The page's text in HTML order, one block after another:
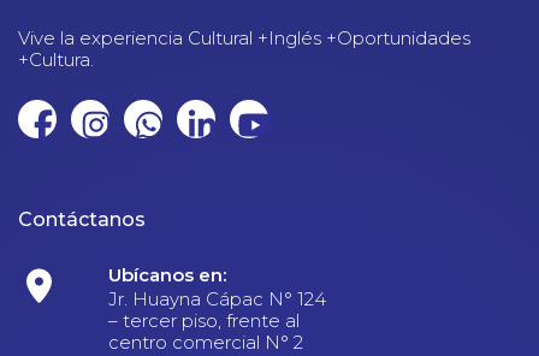
Vive la experiencia Cultural +Inglés +Oportunidades
+Cultura.
Contáctanos
Ubícanos en:
Jr. Huayna Cápac N° 124
– tercer piso, frente al
centro comercial N° 2